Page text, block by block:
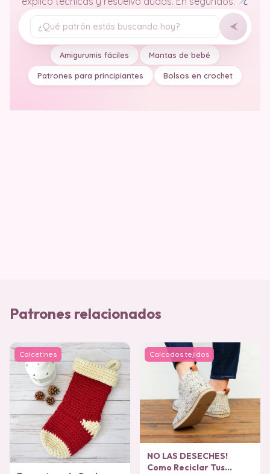
Tu pregunta
Amigurumis fáciles Mantas de bebé
Patrones para principiantes Bolsos en crochet
Patrones relacionados
Calcetines Calcados tejidos
NO LAS DESECHES!
Como Reciclar Tus